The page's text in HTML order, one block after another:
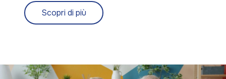
Scopri di più